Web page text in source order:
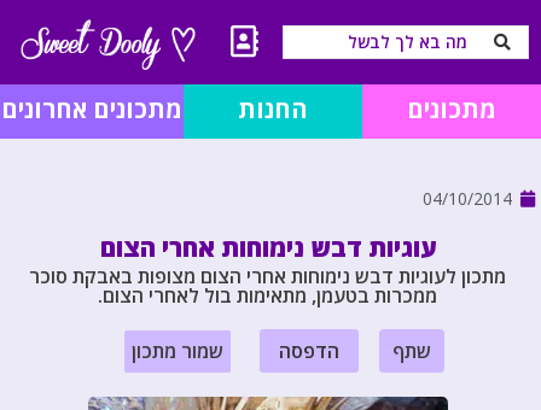
מתכונים החנות מתכונים אחרונים
04/10/2014
עוגיות דבש נימוחות אחרי הצום
מתכון לעוגיות דבש נימוחות אחרי הצום מצופות באבקת סוכר
ממכרות בטעמן, מתאימות בול לאחרי הצום.
שתף הדפסה שמור מתכון